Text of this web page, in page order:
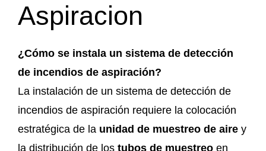
Aspiracion
¿Cómo se instala un sistema de detección
de incendios de aspiración?
La instalación de un sistema de detección de
incendios de aspiración requiere la colocación
estratégica de la unidad de muestreo de aire y
la distribución de los tubos de muestreo en